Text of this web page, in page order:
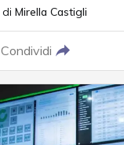
di Mirella Castigli
Condividi